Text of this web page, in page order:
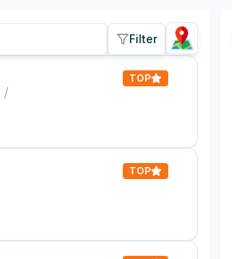
Filter
/
TOP
TOP